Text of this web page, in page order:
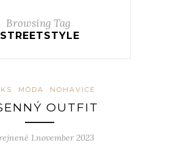
Browsing Tag
STREETSTYLE
MÓDA NOHAVICE
OUTFIT
1.november 2023